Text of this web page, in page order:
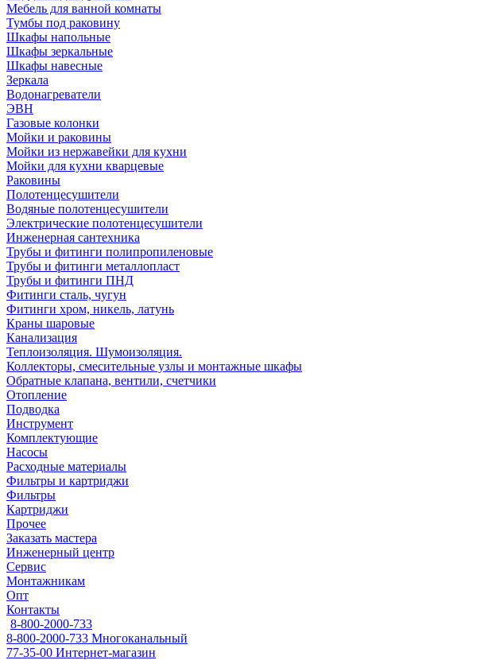
Мебель для ванной комнаты
Тумбы под раковину
Шкафы напольные
Шкафы зеркальные
Шкафы навесные
Зеркала
Водонагреватели
ЭВН
Газовые колонки
Мойки и раковины
Мойки из нержавейки для кухни
Мойки для кухни кварцевые
Раковины
Полотенцесушители
Водяные полотенцесушители
Электрические полотенцесушители
Инженерная сантехника
Трубы и фитинги полипропиленовые
Трубы и фитинги металлопласт
Трубы и фитинги ПНД
Фитинги сталь, чугун
Фитинги хром, никель, латунь
Краны шаровые
Канализация
Теплоизоляция. Шумоизоляция.
Коллекторы, смесительные узлы и монтажные шкафы
Обратные клапана, вентили, счетчики
Отопление
Подводка
Инструмент
Комплектующие
Насосы
Расходные материалы
Фильтры и картриджи
Фильтры
Картриджи
Прочее
Заказать мастера
Инженерный центр
Сервис
Монтажникам
Опт
Контакты
8-800-2000-733
8-800-2000-733 Многоканальный
77-35-00 Интернет-магазин